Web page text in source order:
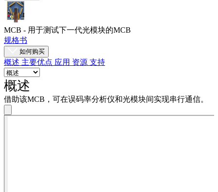
何
购
买
资
源
联
系
注
册
登
MCB - 用于测试下一代光模块的MCB
规格书
如何购买
概述 主要优点 应用 资源 支持
概述
借助该MCB，可在误码率分析仪和光模块间实现串行通信。